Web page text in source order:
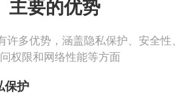
主要的优势
许多优势，涵盖隐私保护、安全性、
权限和网络性能等方面
保护